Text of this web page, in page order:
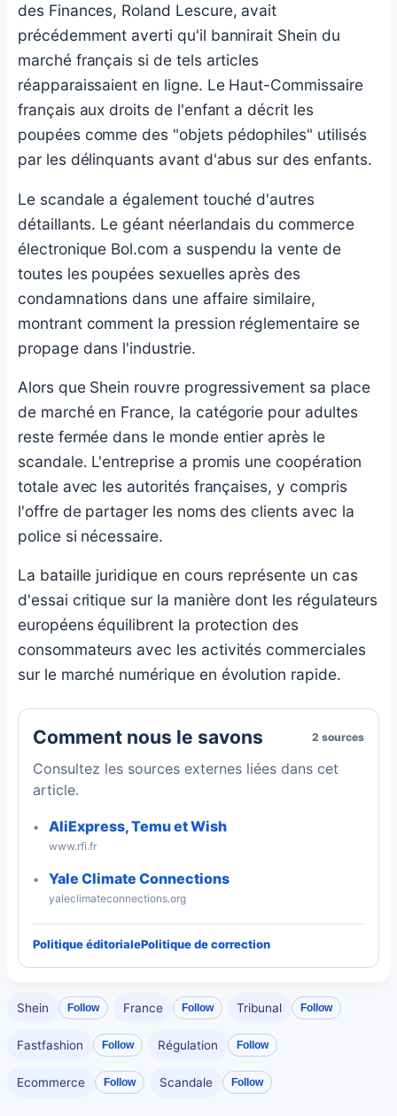
des Finances, Roland Lescure, avait
précédemment averti qu'il bannirait Shein du
marché français si de tels articles
réapparaissaient en ligne. Le Haut-Commissaire
français aux droits de l'enfant a décrit les
poupées comme des "objets pédophiles" utilisés
par les délinquants avant d'abus sur des enfants.
Le scandale a également touché d'autres
détaillants. Le géant néerlandais du commerce
électronique Bol.com a suspendu la vente de
toutes les poupées sexuelles après des
condamnations dans une affaire similaire,
montrant comment la pression réglementaire se
propage dans l'industrie.
Alors que Shein rouvre progressivement sa place
de marché en France, la catégorie pour adultes
reste fermée dans le monde entier après le
scandale. L'entreprise a promis une coopération
totale avec les autorités françaises, y compris
l'offre de partager les noms des clients avec la
police si nécessaire.
La bataille juridique en cours représente un cas
d'essai critique sur la manière dont les régulateurs
européens équilibrent la protection des
consommateurs avec les activités commerciales
sur le marché numérique en évolution rapide.
Comment nous le savons 2 sources
Consultez les sources externes liées dans cet
article.
AliExpress, Temu et Wish
www.rfi.fr
Yale Climate Connections
yaleclimateconnections.org
Politique éditorialePolitique de correction
Shein Follow France Follow Tribunal Follow
Fastfashion Follow Régulation Follow
Ecommerce Follow Scandale Follow